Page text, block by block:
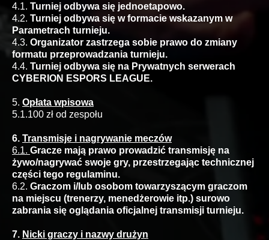
4.1. Turniej odbywa się jednoetapowo.
4.2. Turniej odbywa się w formacie wskazanym w
Parametrach turnieju.
4.3. Organizator zastrzega sobie prawo do zmiany
formatu przeprowadzania turnieju.
4.4. Turniej odbywa się na Prywatnych serwerach
CYBERION ESPORS LEAGUE.
5. Opłata wpisowa
5.1.100 zł od zespołu
6. Transmisje i nagrywanie meczów
6.1. Gracze mają prawo prowadzić transmisję na
żywo/nagrywać swoje gry, przestrzegając technicznej
części tego regulaminu.
6.2. Graczom i/lub osobom towarzyszącym graczom
na miejscu (trenerzy, menedżerowie itp.) surowo
zabrania się oglądania oficjalnej transmisji turnieju.
7. Nicki graczy i nazwy drużyn